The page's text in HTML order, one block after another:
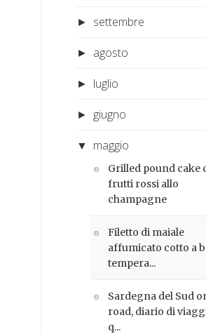
► settembre
► agosto
► luglio
► giugno
▼ maggio
Grilled pound cake
frutti rossi allo
champagne
Filetto di maiale
affumicato cotto a
tempera...
Sardegna del Sud
road, diario di
q...